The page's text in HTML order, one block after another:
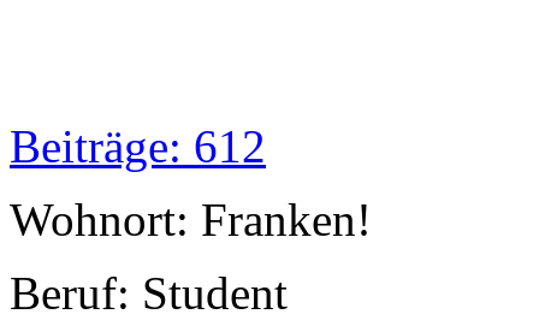
Beiträge: 612
Wohnort: Franken!
Beruf: Student